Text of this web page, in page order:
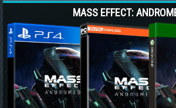
MASS EFFECT: